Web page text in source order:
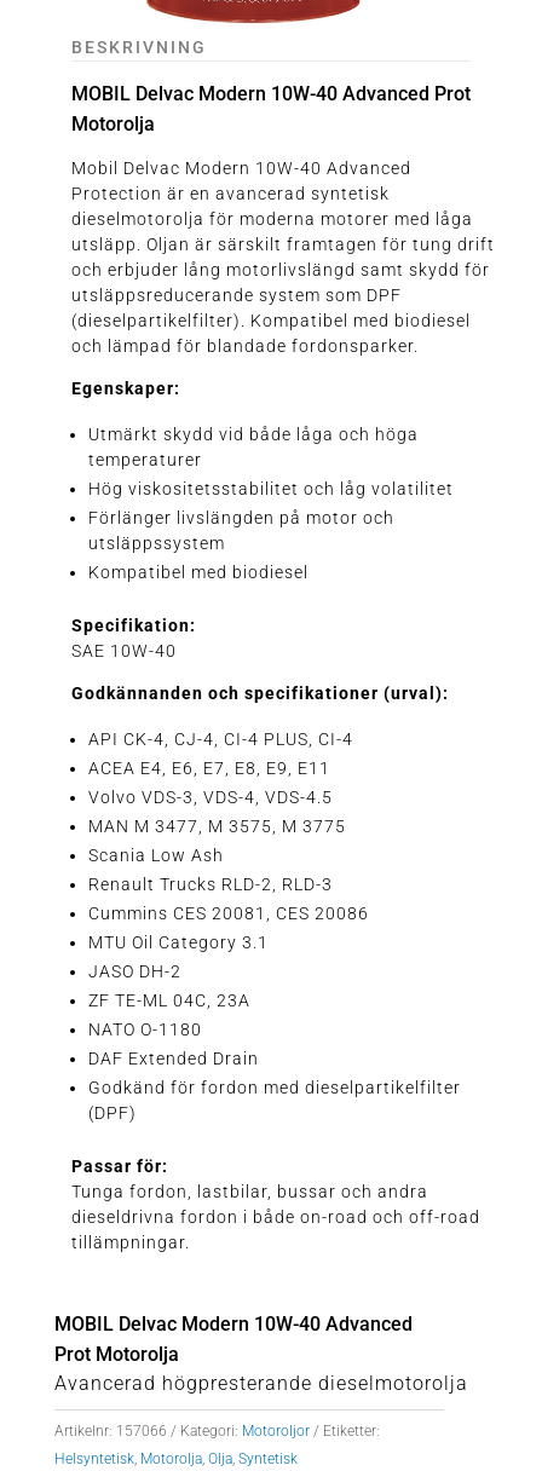
BESKRIVNING
MOBIL Delvac Modern 10W-40 Advanced Prot
Motorolja
Mobil Delvac Modern 10W-40 Advanced
Protection är en avancerad syntetisk
dieselmotorolja för moderna motorer med låga
utsläpp. Oljan är särskilt framtagen för tung drift
och erbjuder lång motorlivslängd samt skydd för
utsläppsreducerande system som DPF
(dieselpartikelfilter). Kompatibel med biodiesel
och lämpad för blandade fordonsparker.
Egenskaper:
Utmärkt skydd vid både låga och höga
temperaturer
Hög viskositetsstabilitet och låg volatilitet
Förlänger livslängden på motor och
utsläppssystem
Kompatibel med biodiesel
Specifikation:
SAE 10W-40
Godkännanden och specifikationer (urval):
API CK-4, CJ-4, CI-4 PLUS, CI-4
ACEA E4, E6, E7, E8, E9, E11
Volvo VDS-3, VDS-4, VDS-4.5
MAN M 3477, M 3575, M 3775
Scania Low Ash
Renault Trucks RLD-2, RLD-3
Cummins CES 20081, CES 20086
MTU Oil Category 3.1
JASO DH-2
ZF TE-ML 04C, 23A
NATO O-1180
DAF Extended Drain
Godkänd för fordon med dieselpartikelfilter
(DPF)
Passar för:
Tunga fordon, lastbilar, bussar och andra
dieseldrivna fordon i både on-road och off-road
tillämpningar.
MOBIL Delvac Modern 10W-40 Advanced
Prot Motorolja
Avancerad högpresterande dieselmotorolja
Artikelnr: 157066 Kategori: Motoroljor
Etiketter:
Helsyntetisk, Motorolja, Olja, Syntetisk